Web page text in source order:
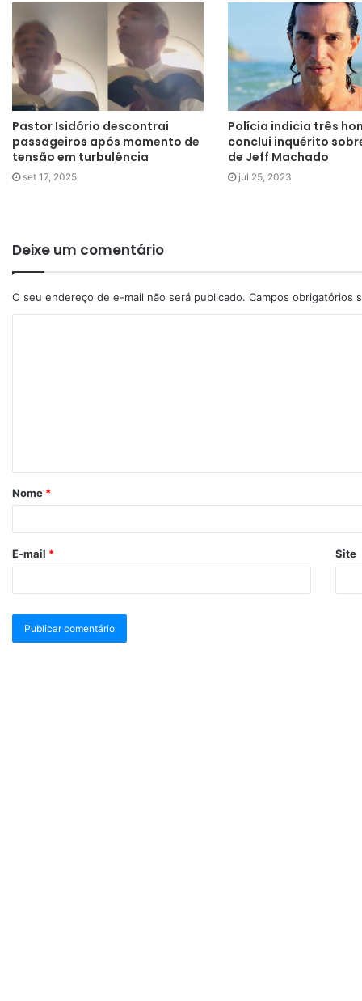
Pastor Isidório descontrai
passageiros após momento de
tensão em turbulência
set 17, 2025
Polícia indicia três
conclui inquérito
de Jeff Machado
jul 25, 2023
Deixe um comentário
O seu endereço de e-mail não será publicado. Campos obrigatórios
Nome *
E-mail * Site